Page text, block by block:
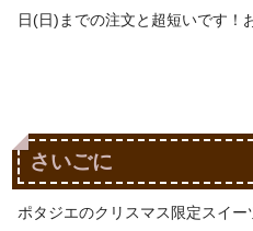
日(日)までの注文と超短いです！
さいごに
ポタジエのクリスマス限定スイー